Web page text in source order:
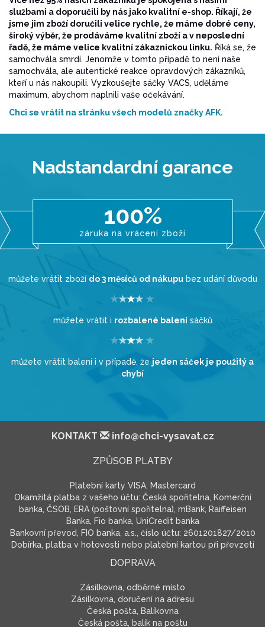
službami a doporučili by nás jako kvalitní e-shop. Říkají, že
jsme jim zboží doručili velice rychle, že máme dobré ceny,
široký výběr, že prodáváme kvalitní zboží a v neposlední
řadě, že máme velice kvalitní zákaznickou linku. Říká se, že
samochvála smrdí. Jenomže v tomto případě to není naše
samochvála, ale autentické reakce opravdových zákazníků,
kteří u nás nakoupili. Vyzkoušejte sáčky VACS, uděláme
maximum, abychom naplnili vaše očekávání.
Chci se vrátit na stránku všech modelů značky AFK.
Nadstandardní garance
100%
záruka na vrácení zboží
můžete vrátit zboží do 3 měsíců od nákupubez udání důvodu
můžete vrátit i rozbalené balenísáčků
můžete vrátit balení i v případě, že jeden sáček je použitý a
chybí
KONTAKT info@chci-vysavat.cz
ZPŮSOB PLATBY
Platební karty VISA, Mastercard
Okamžitá platba z vašeho účtu: Česká spořitelna, Komerční
banka, ČSOB, ERA (poštovní spořitelna), mBank, Raiffeisen
Banka, Fio banka, UniCredit banka
Bankovní převod, FIO banka, a.s., číslo účtu: 2601201827/2010
Dobírka, platba v hotovosti nebo platební kartou při převzetí
DOPRAVA
Zásilkovna, odběrné místo
Zásilkovna, doručení na adresu
Česká pošta, Balíkovna
Česká pošta, balík na poštu